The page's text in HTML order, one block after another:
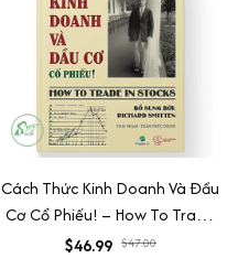
Cách Thức Kinh Doanh Và Đầu
Cơ Cổ Phiếu! – How To Trade
In Stocks
$46.99 $47.00